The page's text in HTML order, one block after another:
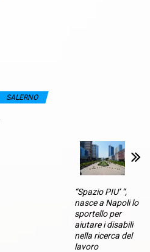
SALERNO
“Spazio PIU’ “,
nasce a Napoli lo
sportello per
aiutare i disabili
nella ricerca del
lavoro